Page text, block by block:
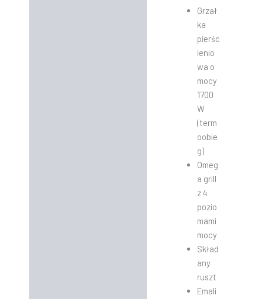
Grzał
ka
pierśc
ienio
wa o
mocy
1700
W
(term
oobie
g)
Omeg
a grill
z 4
pozio
mami
mocy
Skład
any
ruszt
Emali